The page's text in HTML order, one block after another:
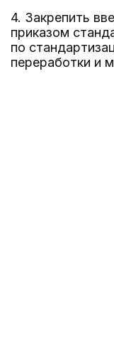
4. Закрепить
приказом
по
переработки и